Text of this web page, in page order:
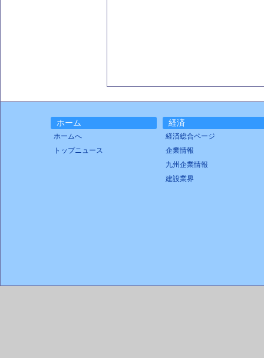
ホーム
ホームへ
トップニュース
経済
経済総合ページ
企業情報
九州企業情報
建設業界